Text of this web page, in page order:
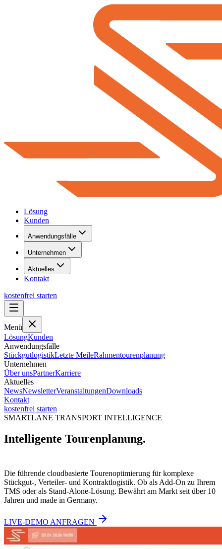
Lösung
Kunden
Anwendungsfälle
Unternehmen
Aktuelles
Kontakt
kostenfrei starten
Menü
LösungKunden
Anwendungsfälle
StückgutlogistikLetzte MeileRahmentourenplanung
Unternehmen
Über unsPartnerKarriere
Aktuelles
NewsNewsletterVeranstaltungenDownloads
Kontakt
kostenfrei starten
SMARTLANE TRANSPORT INTELLIGENCE
Intelligente Tourenplanung.
Die führende cloudbasierte Tourenoptimierung für komplexe
Stückgut-, Verteiler- und Kontraktlogistik. Ob als Add-On zu Ihrem
TMS oder als Stand-Alone-Lösung. Bewährt am Markt seit über 10
Jahren und made in Germany.
LIVE-DEMO ANFRAGEN